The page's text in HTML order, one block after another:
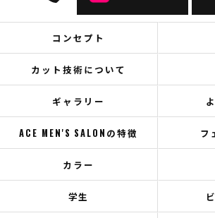
コンセプト
カット技術について
ギャラリー
ACE MEN'S SALONの特徴 フ
カラー
学生